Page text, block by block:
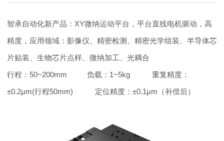
智承自动化新产品：XY微纳运动平台，平台直线电机驱动，高
精度，应用领域：影像仪、精密检测、精密光学组装、半导体芯
片贴装、生物芯片点样、微纳加工、光耦合
行程：50~200mm 负载：1~5kg 重复精度：
±0.2μm(行程50mm) 定位精度： ±0.1μm（补偿后）